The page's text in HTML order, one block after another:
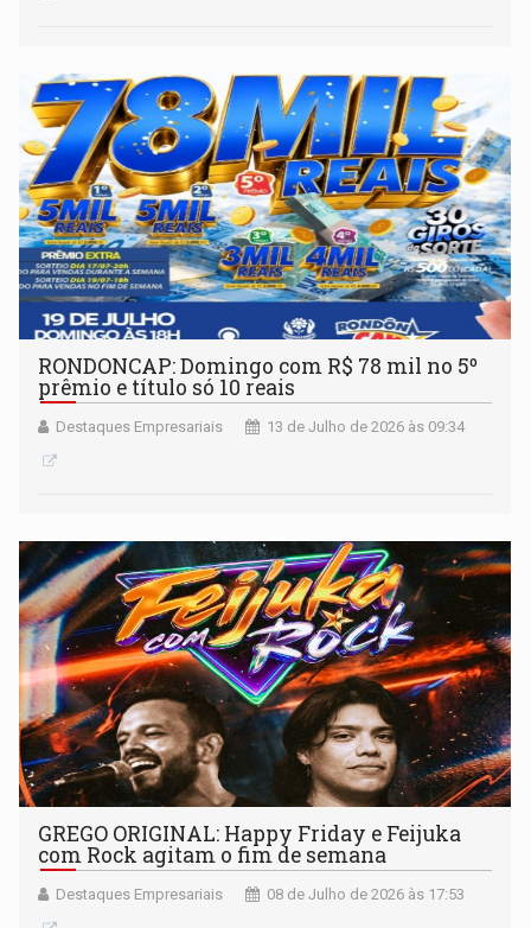
RONDONCAP: Domingo com R$ 78 mil no 5º
prêmio e título só 10 reais
Destaques Empresariais 13 de Julho de 2026 às 09:34
GREGO ORIGINAL: Happy Friday e Feijuka
com Rock agitam o fim de semana
Destaques Empresariais 08 de Julho de 2026 às 17:53